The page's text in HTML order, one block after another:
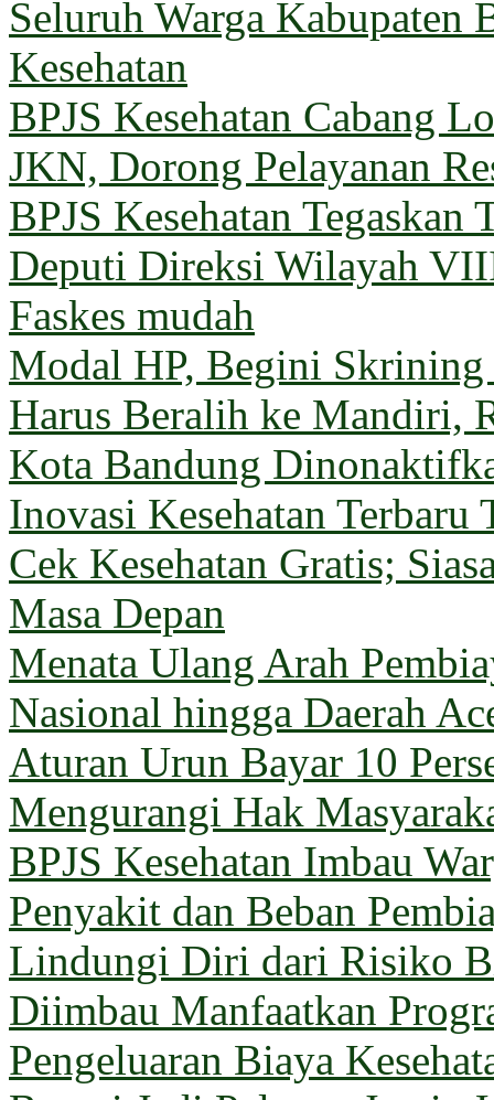
Seluruh Warga Kabupaten
Kesehatan
BPJS Kesehatan Cabang
JKN, Dorong Pelayanan
BPJS Kesehatan Tegaskan
Deputi Direksi Wilayah
Faskes mudah
Modal HP, Begini Skrining
Harus Beralih ke Mandiri,
Kota Bandung
Inovasi Kesehatan
Cek Kesehatan Gratis;
Masa Depan
Menata Ulang Arah
Nasional hingga Daerah
Aturan Urun Bayar 10
Mengurangi Hak
BPJS Kesehatan Imbau
Penyakit dan Beban
Lindungi Diri dari Risiko
Diimbau Manfaatkan
Pengeluaran Biaya